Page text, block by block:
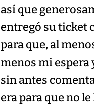
así que
entregó su ticket
para que, al
menos mi espera
sin antes
era para que no